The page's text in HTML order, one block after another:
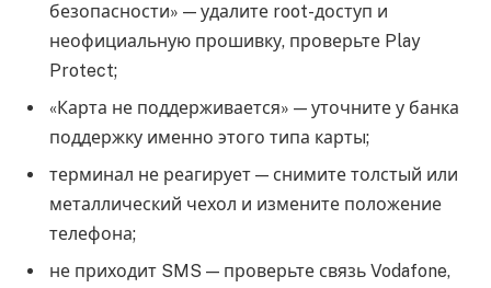
безопасности» — удалите root-доступ и
неофициальную прошивку, проверьте Play
Protect;
«Карта не поддерживается» — уточните у банка
поддержку именно этого типа карты;
терминал не реагирует — снимите толстый или
металлический чехол и измените положение
телефона;
не приходит SMS — проверьте связь Vodafone,